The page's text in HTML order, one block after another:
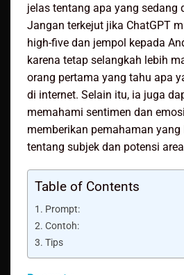
jelas tentang apa yang sedang
Jangan terkejut jika ChatGPT
high-five dan jempol kepada
karena tetap selangkah lebih
orang pertama yang tahu apa
di internet. Selain itu, ia juga
memahami sentimen dan
memberikan pemahaman yang
tentang subjek dan potensi
Table of Contents
Prompt:
Contoh:
Tips